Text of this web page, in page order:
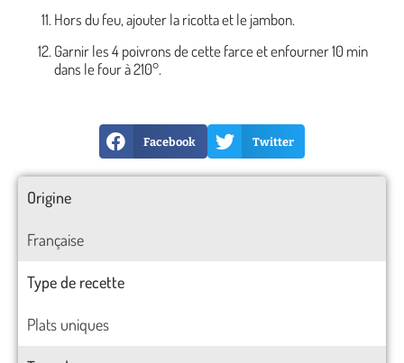
Hors du feu, ajouter la ricotta et le jambon.
Garnir les 4 poivrons de cette farce et enfourner 10 min
dans le four à 210°.
Facebook Twitter
Origine
Française
Type de recette
Plats uniques